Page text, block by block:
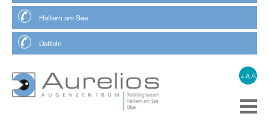
Haltern am See
Datteln
A AA